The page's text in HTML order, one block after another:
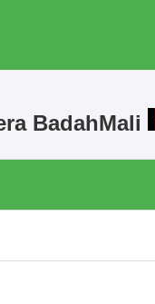
BadahMali